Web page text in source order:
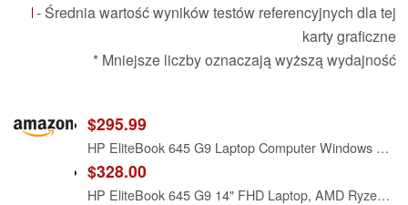
- Średnia wartość wyników testów referencyjnych dla tej
karty graficzne
* Mniejsze liczby oznaczają wyższą wydajność
$295.99
HP EliteBook 645 G9 Laptop Computer Windows 11 Pro, AMD Ryzen 5 PRO 5675U, 16GB RAM, 256GB PCIe SSD, 14in FHD Laptop 1920x1080, HDMI, Ryzen Notebook (Renewed)
$328.00
HP EliteBook 645 G9 14" FHD Laptop, AMD Ryzen 5 PRO 5675U Hexa-core (6 Core), 16 GB RAM, 256 GB SSD, CAM, Bluetooth, WiFi, Windows 11 Pro (Renewed)